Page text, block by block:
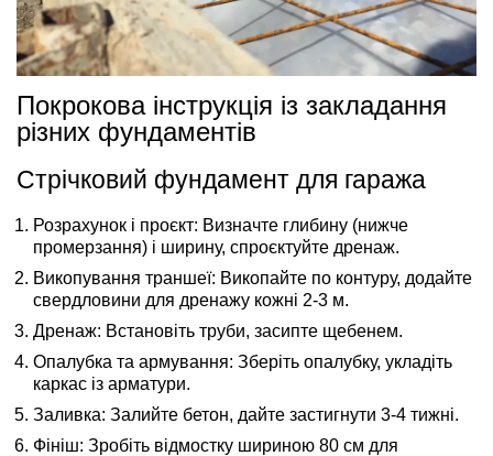
Покрокова інструкція із закладання
різних фундаментів
Стрічковий фундамент для гаража
Розрахунок і проєкт: Визначте глибину (нижче
промерзання) і ширину, спроєктуйте дренаж.
Викопування траншеї: Викопайте по контуру, додайте
свердловини для дренажу кожні 2-3 м.
Дренаж: Встановіть труби, засипте щебенем.
Опалубка та армування: Зберіть опалубку, укладіть
каркас із арматури.
Заливка: Залийте бетон, дайте застигнути 3-4 тижні.
Фініш: Зробіть відмостку шириною 80 см для